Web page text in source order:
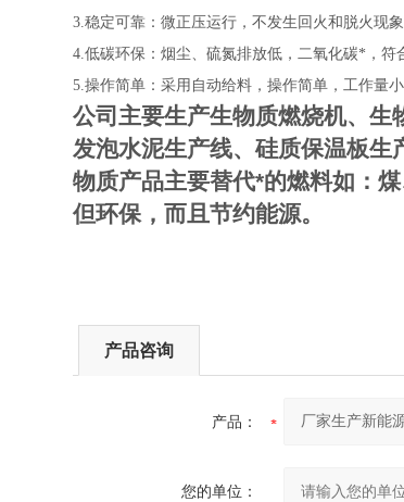
3.稳定可靠：微正压运行，不发生回火和脱火现
4.低碳环保：烟尘、硫氮排放低，二氧化碳*，符
5.操作简单：采用自动给料，操作简单，工作量小
公司主要生产生物质燃烧机、生
发泡水泥生产线、硅质保温板
物质产品主要替代*的燃料如：
但环保，而且节约能源。
产品咨询
产品：
您的单位：